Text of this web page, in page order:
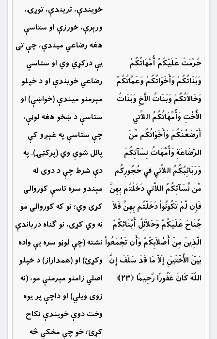
حُرِّمَتْ عَلَيْكُمْ أُمَّهَاتُكُمْ
وَبَنَاتُكُمْ وَأَخَوَاتُكُمْ وَعَمَّاتُكُمْ
وَخَالاَتُكُمْ وَبَنَاتُ الأَخِ وَبَنَاتُ
الأُخْتِ وَأُمَّهَاتُكُمُ اللاَّتِي
أَرْضَعْنَكُمْ وَأَخَوَاتُكُم مِّنَ
الرَّضَاعَةِ وَأُمَّهَاتُ نِسَآئِكُمْ
وَرَبَائِبُكُمُ اللاَّتِي فِي حُجُورِكُم
مِّن نِّسَآئِكُمُ اللاَّتِي دَخَلْتُم بِهِنَّ
فَإِن لَّمْ تَكُونُواْ دَخَلْتُم بِهِنَّ فَلاَ
جُنَاحَ عَلَيْكُمْ وَحَلاَئِلُ أَبْنَائِكُمُ
الَّذِينَ مِنْ أَصْلاَبِكُمْ وَأَن تَجْمَعُواْ
بَيْنَ الأُخْتَيْنِ إَلاَّ مَا قَدْ سَلَفَ إِنَّ
اللّهَ كَانَ غَفُورًا رَّحِيمًا ﴿۲۳﴾
خويندې، تريندې، توړۍ،
ورېرې، خورزې او ستاسې
هغه رضاعي ميندې، چې تی
يې دركړي وي او ستاسې
رضاعي خويندې او د خپلو
مېرمنو ميندې (خواښې) ‏او
ستاسې د ښځو هغه لوڼې،
چې ستاسې په غېږو كې
پالل شوې وي (پرکټۍ). په
دې شرط چې د دوی له
مېندو سره تاسې کوروالی
کړی وي؛ نو که کوروالی مو
نه وي کړی، نو ګناه درباندې
نشته (چې لوڼو سره یې واده
وکړئ) او (همداراز) د خپلو
اصلي زامنو مېرمنې مو، (نه
زوى ويلي) او داچې پر يوه
وخت دوې خويندې نکاح
كړئ؛ خو چې مخكې څه